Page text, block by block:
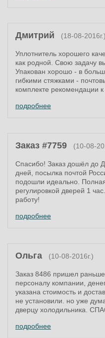
Дмитрий (18-08-2016г.)
Уплотнитель хорошего
как родной. Свою задачу
Упакован хорошо - в
гибкими стяжками -
комплекте рекомендации к
подробнее
Заказ #7759 (10-08-
Спасибо! Заказ дошёл
дней, посылка почтой
подошли идеально.
регулировкой дверей 1
работу!
подробнее
Ольга (10-08-2016г.)
Заказ 8486 пришел
персоналу компании,
указана стоимость и
не установили. но уже
дверцу холодильника.
подробнее